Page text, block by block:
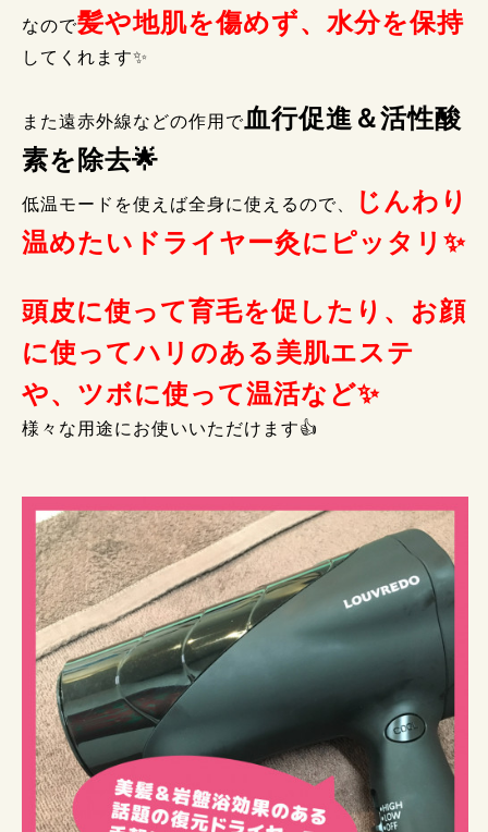
なので髪や地肌を傷めず、水分を保持
してくれます✨
また遠赤外線などの作用で血行促進＆活性酸
素を除去🌟
低温モードを使えば全身に使えるので、
じんわり
温めたいドライヤー灸にピッタリ✨
頭皮に使って育毛を促したり、お顔
に使ってハリのある美肌エステ
や、ツボに使って温活など✨
様々な用途にお使いいただけます👍